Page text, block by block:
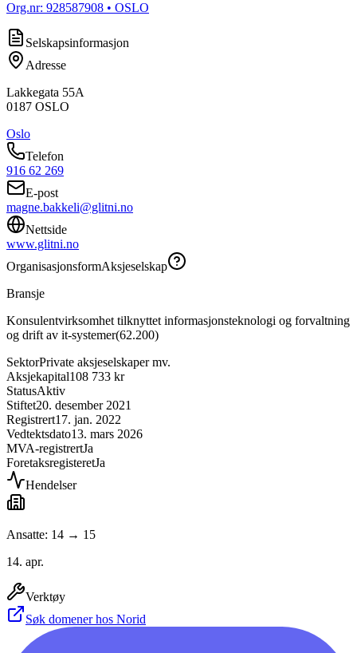
Org.nr: 928587908 • OSLO
Selskapsinformasjon
Adresse
Lakkegata 55A
0187 OSLO
Oslo
Telefon
916 62 269
E-post
magne.bakkeli@glitni.no
Nettside
www.glitni.no
OrganisasjonsformAksjeselskap
Bransje
Konsulentvirksomhet tilknyttet informasjonsteknologi og forvaltning
og drift av it-systemer(62.200)
SektorPrivate aksjeselskaper mv.
Aksjekapital108 733 kr
StatusAktiv
Stiftet20. desember 2021
Registrert17. jan. 2022
Vedtektsdato13. mars 2026
MVA-registrertJa
ForetaksregisteretJa
Hendelser
Ansatte: 14 → 15
14. apr.
Verktøy
Søk domener hos Norid